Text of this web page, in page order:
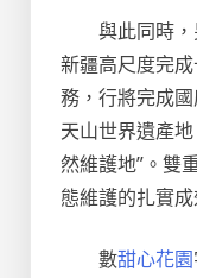
與此同時
新疆高尺度完
務，行將完成
天山世界遺產
然維護地”。雙
態維護的扎實成
數甜心花園